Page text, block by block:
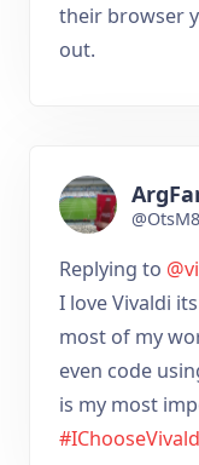
their browser
out.
@OtsM8
Replying to
I love Vivaldi
most of my
even code
is my most